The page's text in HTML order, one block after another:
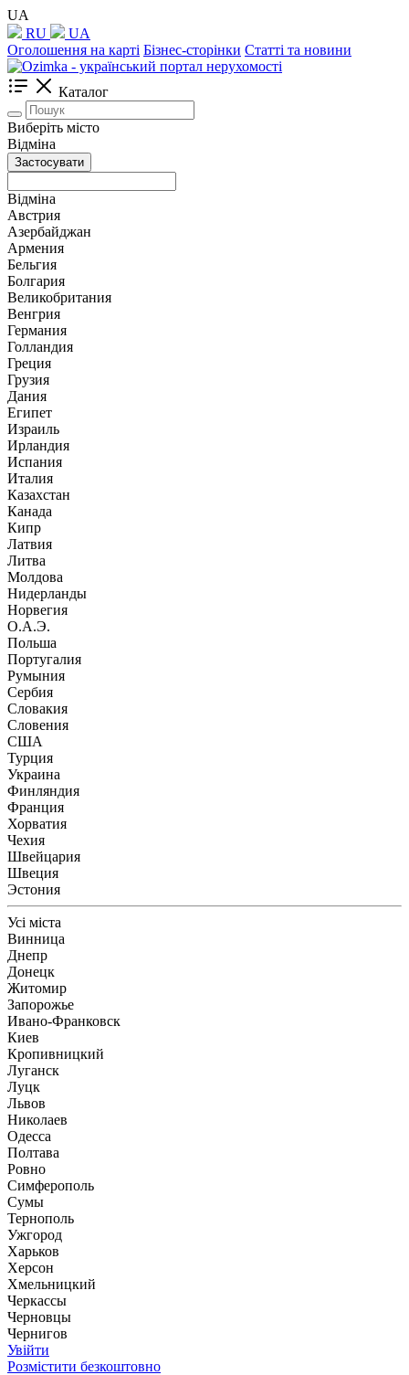
UA
RU
UA
Оголошення на карті Бізнес-сторінки Статті та новини
Каталог
Виберіть місто
Відміна
Застосувати
Відміна
Австрия
Азербайджан
Армения
Бельгия
Болгария
Великобритания
Венгрия
Германия
Голландия
Греция
Грузия
Дания
Египет
Израиль
Ирландия
Испания
Италия
Казахстан
Канада
Кипр
Латвия
Литва
Молдова
Нидерланды
Норвегия
О.А.Э.
Польша
Португалия
Румыния
Сербия
Словакия
Словения
США
Турция
Украина
Финляндия
Франция
Хорватия
Чехия
Швейцария
Швеция
Эстония
Усі міста
Винница
Днепр
Донецк
Житомир
Запорожье
Ивано-Франковск
Киев
Кропивницкий
Луганск
Луцк
Львов
Николаев
Одесса
Полтава
Ровно
Симферополь
Сумы
Тернополь
Ужгород
Харьков
Херсон
Хмельницкий
Черкассы
Чернoвцы
Чернигов
Увійти
Розмістити безкоштовно